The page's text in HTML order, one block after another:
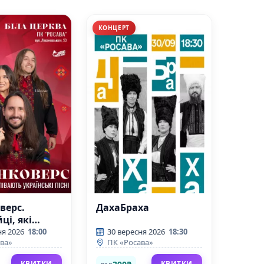
які
2026 18:00
КОНЦЕРТ
ДахаБраха
30 вересня 2026 18:30
ПК «Росава»